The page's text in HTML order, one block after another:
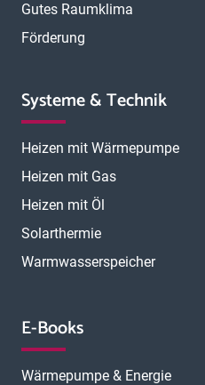
Gutes Raumklima
Förderung
Systeme & Technik
Heizen mit Wärmepumpe
Heizen mit Gas
Heizen mit Öl
Solarthermie
Warmwasserspeicher
E-Books
Wärmepumpe & Energie